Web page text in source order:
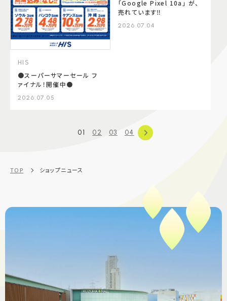
HIS
●スーパーサマーセール フ
ァイナル！開催中●
2026.07.05
「Google Pixel 10a」 が、
売れています‼
2026.07.04
01 02 03 04
TOP ショップニュース